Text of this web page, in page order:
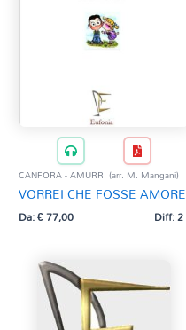
CANFORA - AMURRI (arr. M. Mangani)
VORREI CHE FOSSE AMORE
Da:€77,00 Diff: 2